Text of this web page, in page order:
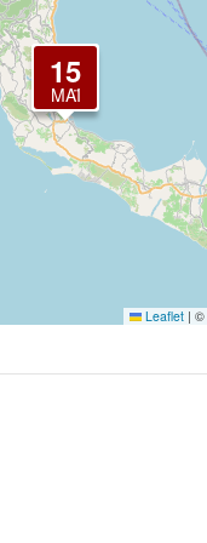
15
ΜΆΙ
Leaflet | ©